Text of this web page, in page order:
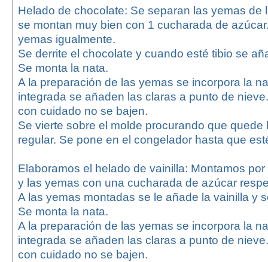
Helado de chocolate: Se separan las yemas de
se montan muy bien con 1 cucharada de
yemas igualmente.
Se derrite el chocolate y cuando esté tibio se
Se monta la nata.
A la preparación de las yemas se incorpora la
integrada se añaden las claras a punto de
con cuidado no se bajen.
Se vierte sobre el molde procurando que quede
regular. Se pone en el congelador hasta que
Elaboramos el helado de vainilla: Montamos
y las yemas con una cucharada de azúcar
A las yemas montadas se le añade la vainilla y
Se monta la nata.
A la preparación de las yemas se incorpora la
integrada se añaden las claras a punto de
con cuidado no se bajen.